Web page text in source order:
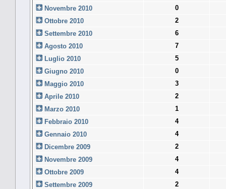
Novembre 2010
0
Ottobre 2010
2
Settembre 2010
6
Agosto 2010
7
Luglio 2010
5
Giugno 2010
0
Maggio 2010
3
Aprile 2010
2
Marzo 2010
1
Febbraio 2010
4
Gennaio 2010
4
Dicembre 2009
2
Novembre 2009
4
Ottobre 2009
4
Settembre 2009
2